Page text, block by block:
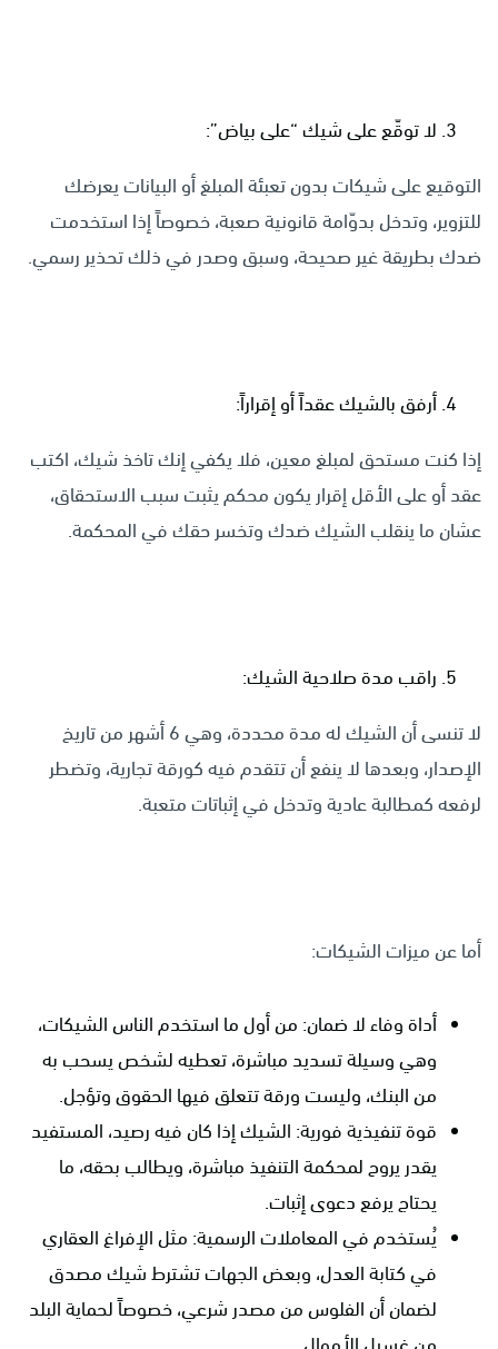
لا توقّع على شيك “على بياض”:
التوقيع على شيكات بدون تعبئة المبلغ أو البيانات يعرضك
للتزوير، وتدخل بدوّامة قانونية صعبة، خصوصاً إذا استخدمت
ضدك بطريقة غير صحيحة، وسبق وصدر في ذلك تحذير رسمي.
أرفق بالشيك عقداً أو إقراراً:
إذا كنت مستحق لمبلغ معين، فلا يكفي إنك تاخذ شيك، اكتب
عقد أو على الأقل إقرار يكون محكم يثبت سبب الاستحقاق،
عشان ما ينقلب الشيك ضدك وتخسر حقك في المحكمة.
راقب مدة صلاحية الشيك:
لا تنسى أن الشيك له مدة محددة، وهي 6 أشهر من تاريخ
الإصدار، وبعدها لا ينفع أن تتقدم فيه كورقة تجارية، وتضطر
لرفعه كمطالبة عادية وتدخل في إثباتات متعبة.
أما عن ميزات الشيكات:
أداة وفاء لا ضمان: من أول ما استخدم الناس الشيكات،
وهي وسيلة تسديد مباشرة، تعطيه لشخص يسحب به
من البنك، وليست ورقة تتعلق فيها الحقوق وتؤجل.
قوة تنفيذية فورية: الشيك إذا كان فيه رصيد، المستفيد
يقدر يروح لمحكمة التنفيذ مباشرة، ويطالب بحقه، ما
يحتاج يرفع دعوى إثبات.
يُستخدم في المعاملات الرسمية: مثل الإفراغ العقاري
في كتابة العدل، وبعض الجهات تشترط شيك مصدق
لضمان أن الفلوس من مصدر شرعي، خصوصاً لحماية البلد